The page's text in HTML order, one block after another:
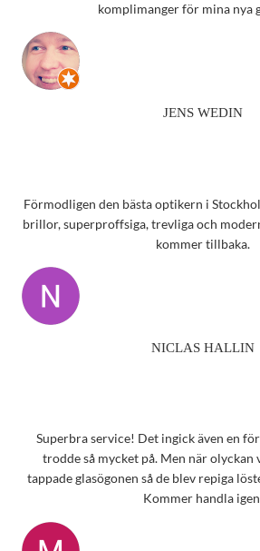
komplimanger för mina nya
JENS WEDIN
Förmodligen den bästa optikern i
brillor, superproffsiga, trevliga och
kommer tillbaka.
NICLAS HALLIN
Superbra service! Det ingick även en försäkring som jag inte
trodde så mycket på. Men när olyckan
tappade glasögonen så de blev repiga
Kommer handla